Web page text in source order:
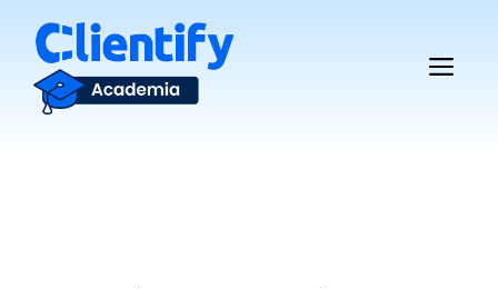
contenido